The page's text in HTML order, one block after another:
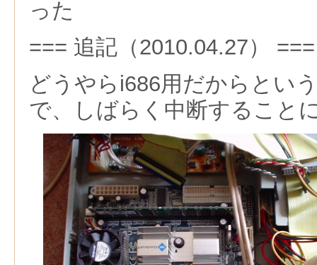
った
=== 追記（2010.04.27） ===
どうやらi686用だからとい
で、しばらく中断すること